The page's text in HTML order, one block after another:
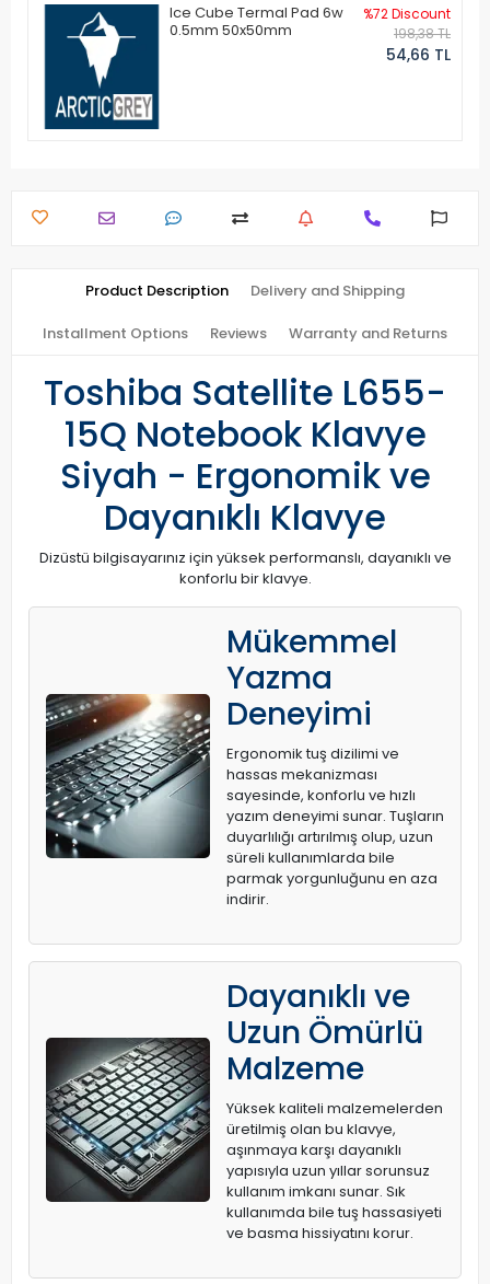
Ice Cube Termal Pad 6w
0.5mm 50x50mm
%72 Discount
198,38 TL
54,66 TL
Product Description Delivery and Shipping
Installment Options Reviews Warranty and Returns
Toshiba Satellite L655-
15Q Notebook Klavye
Siyah - Ergonomik ve
Dayanıklı Klavye
Dizüstü bilgisayarınız için yüksek performanslı, dayanıklı ve
konforlu bir klavye.
Mükemmel
Yazma
Deneyimi
Ergonomik tuş dizilimi ve
hassas mekanizması
sayesinde, konforlu ve hızlı
yazım deneyimi sunar. Tuşların
duyarlılığı artırılmış olup, uzun
süreli kullanımlarda bile
parmak yorgunluğunu en aza
indirir.
Dayanıklı ve
Uzun Ömürlü
Malzeme
Yüksek kaliteli malzemelerden
üretilmiş olan bu klavye,
aşınmaya karşı dayanıklı
yapısıyla uzun yıllar sorunsuz
kullanım imkanı sunar. Sık
kullanımda bile tuş hassasiyeti
ve basma hissiyatını korur.